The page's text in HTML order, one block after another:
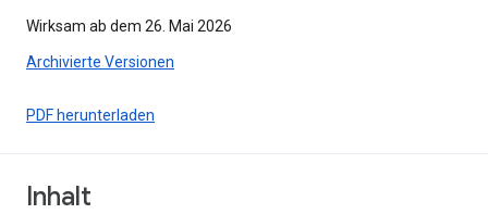
Wirksam ab dem 26. Mai 2026
Archivierte Versionen
PDF herunterladen
Inhalt